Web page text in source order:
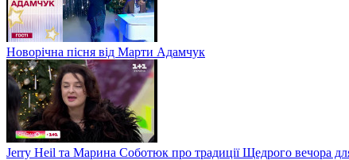
Новорічна пісня від Марти Адамчук
Jerry Heil та Марина Соботюк про традиції Щедрого вечора